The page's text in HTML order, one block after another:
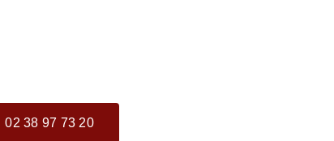
02 38 97 73 20